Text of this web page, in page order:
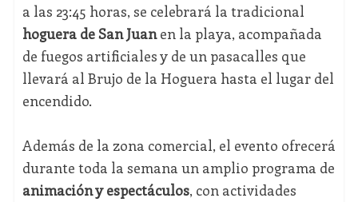
a las 23:45 horas, se celebrará la tradicional
hoguera de San Juanen la playa, acompañada
de fuegos artificiales y de un pasacalles que
llevará al Brujo de la Hoguera hasta el lugar del
encendido.
Además de la zona comercial, el evento ofrecerá
durante toda la semana un amplio programa de
animación y espectáculos, con actividades